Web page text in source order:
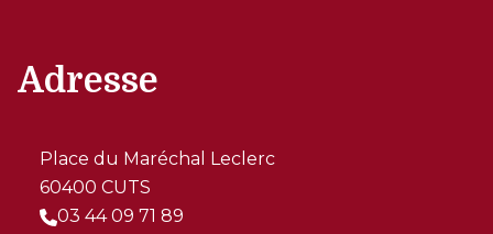
Adresse
Place du Maréchal Leclerc
60400 CUTS
03 44 09 71 89